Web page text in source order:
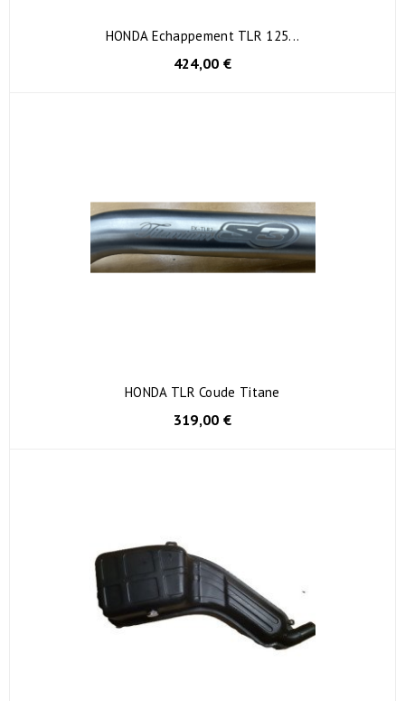
HONDA Echappement TLR 125...
424,00 €
HONDA TLR Coude Titane
319,00 €